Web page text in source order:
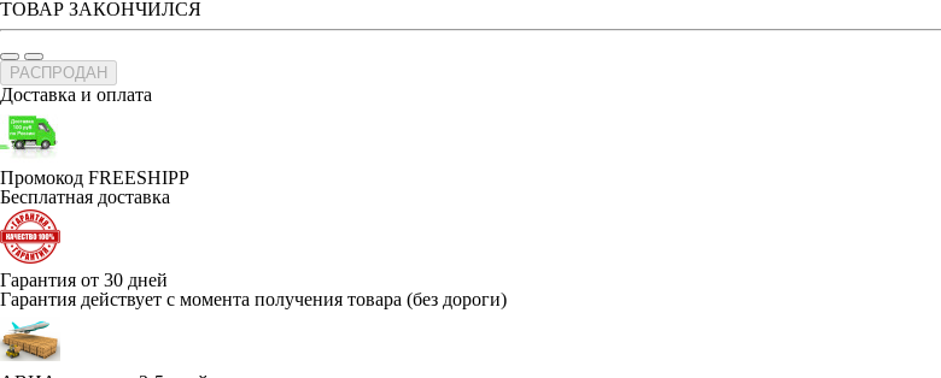
ТОВАР ЗАКОНЧИЛСЯ
РАСПРОДАН
Доставка и оплата
Промокод FREESHIPP
Бесплатная доставка
Гарантия от 30 дней
Гарантия действует с момента получения товара (без дороги)